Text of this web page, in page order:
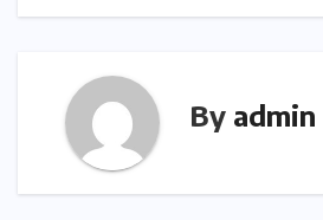
By admin